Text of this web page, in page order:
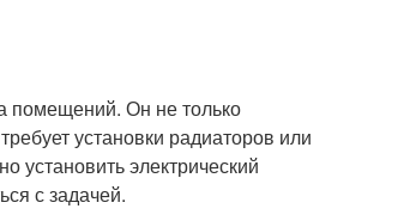
помещений. Он не только
установки радиаторов или
установить электрический
с задачей.